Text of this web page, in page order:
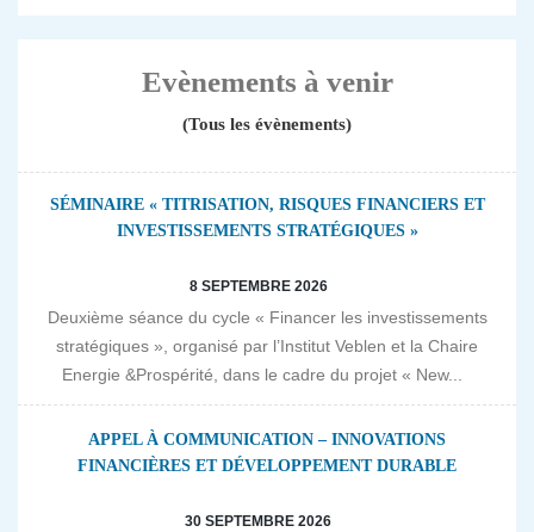
Evènements à venir
(Tous les évènements)
SÉMINAIRE « TITRISATION, RISQUES FINANCIERS ET
INVESTISSEMENTS STRATÉGIQUES »
8 SEPTEMBRE 2026
Deuxième séance du cycle « Financer les investissements
stratégiques », organisé par l’Institut Veblen et la Chaire
Energie &Prospérité, dans le cadre du projet « New...
APPEL À COMMUNICATION – INNOVATIONS
FINANCIÈRES ET DÉVELOPPEMENT DURABLE
30 SEPTEMBRE 2026